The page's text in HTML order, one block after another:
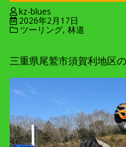
kz-blues
2026年2月17日
ツーリング,林道
三重県尾鷲市須賀利地区